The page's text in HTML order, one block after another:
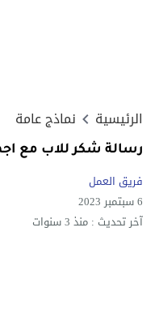
الرئيسية نماذج عامة
رسالة شكر للاب مع
فريق العمل
6 سبتمبر 2023
آخر تحديث : منذ 3 سنوات